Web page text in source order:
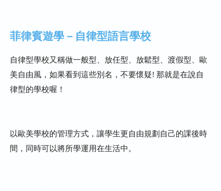
菲律賓遊學－自律型語言學校
自律型學校又稱做一般型、放任型、放鬆型、渡假型、歐
美自由風，如果看到這些別名，不要懷疑! 那就是在說自
律型的學校喔！
以歐美學校的管理方式，讓學生更自由規劃自己的課後時
間，同時可以將所學運用在生活中。